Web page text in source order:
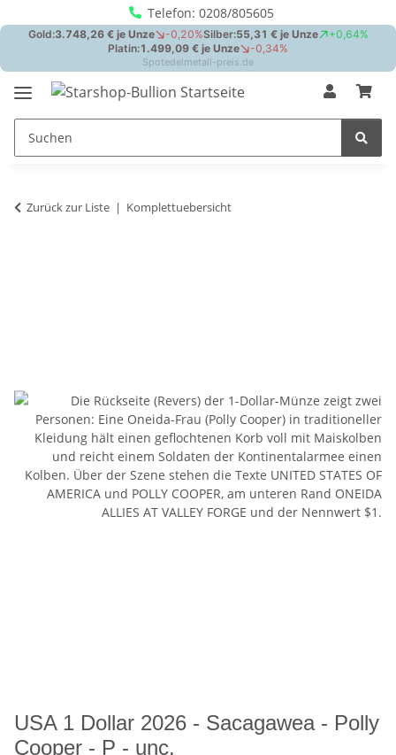
Telefon: 0208/805605
Zurück zur Liste Komplettuebersicht
USA 1 Dollar 2026 - Sacagawea - Polly
Cooper - P - unc.